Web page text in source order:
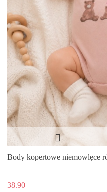
Body kopertowe niemowlęce
38.90